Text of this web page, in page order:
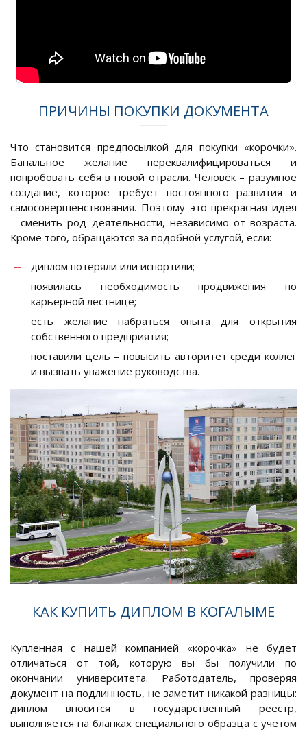
ПРИЧИНЫ ПОКУПКИ ДОКУМЕНТА
Что становится предпосылкой для покупки «корочки».
Банальное желание переквалифицироваться и
попробовать себя в новой отрасли. Человек – разумное
создание, которое требует постоянного развития и
самосовершенствования. Поэтому это прекрасная идея
– сменить род деятельности, независимо от возраста.
Кроме того, обращаются за подобной услугой, если:
диплом потеряли или испортили;
появилась необходимость продвижения по
карьерной лестнице;
есть желание набраться опыта для открытия
собственного предприятия;
поставили цель – повысить авторитет среди коллег
и вызвать уважение руководства.
КАК КУПИТЬ ДИПЛОМ В КОГАЛЫМЕ
Купленная с нашей компанией «корочка» не будет
отличаться от той, которую вы бы получили по
окончании университета. Работодатель, проверяя
документ на подлинность, не заметит никакой разницы:
диплом вносится в государственный реестр,
выполняется на бланках специального образца с учетом